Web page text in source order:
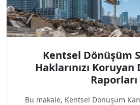
Kentsel Dönüşüm
Haklarınızı
Raporları
Bu makale, Kentsel Dönüşüm